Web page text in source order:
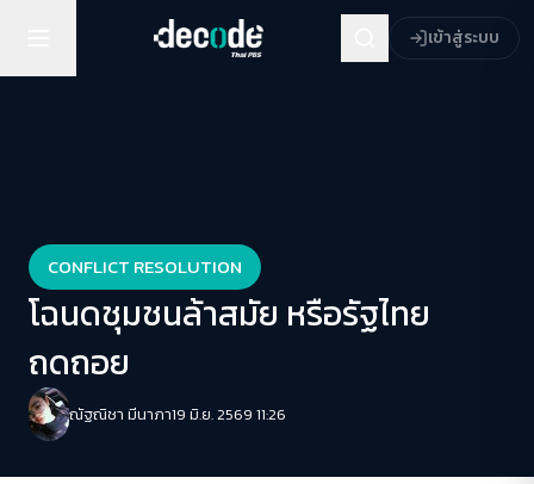
เข้าสู่ระบบ
CONFLICT RESOLUTION
โฉนดชุมชนล้าสมัย หรือรัฐไทย
ถดถอย
ณัฐณิชา มีนาภา19 มิ.ย. 2569 11:26